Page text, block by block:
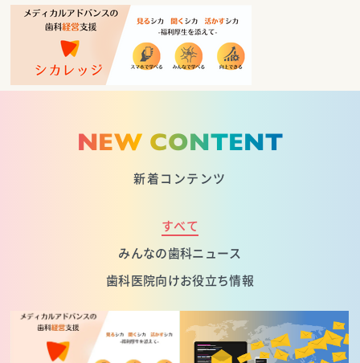
NEW CONTENT
新着コンテンツ
すべて
みんなの歯科ニュース
歯科医院向けお役立ち情報